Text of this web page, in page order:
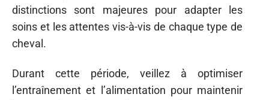
distinctions sont majeures pour adapter les
soins et les attentes vis-à-vis de chaque type de
cheval.
Durant cette période, veillez à optimiser
l’entraînement et l’alimentation pour maintenir